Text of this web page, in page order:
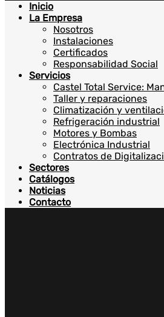
Inicio
La Empresa
Nosotros
Instalaciones
Certificados
Responsabilidad Social
Servicios
Castel Total Service:
Taller y reparaciones
Climatización y
Refrigeración industrial
Motores y Bombas
Electrónica Industrial
Contratos de
Sectores
Catálogos
Noticias
Contacto